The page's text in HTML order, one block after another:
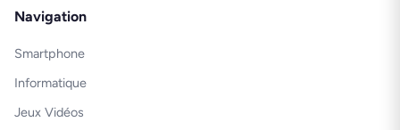
Navigation
Smartphone
Informatique
Jeux Vidéos